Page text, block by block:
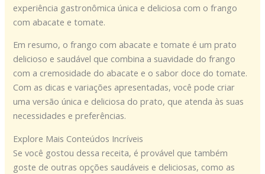
experiência gastronômica única e deliciosa com o frango
com abacate e tomate.
Em resumo, o frango com abacate e tomate é um prato
delicioso e saudável que combina a suavidade do frango
com a cremosidade do abacate e o sabor doce do tomate.
Com as dicas e variações apresentadas, você pode criar
uma versão única e deliciosa do prato, que atenda às suas
necessidades e preferências.
Explore Mais Conteúdos Incríveis
Se você gostou dessa receita, é provável que também
goste de outras opções saudáveis e deliciosas, como as